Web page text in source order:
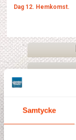
Samtycke
Dag 12. Hemkomst.